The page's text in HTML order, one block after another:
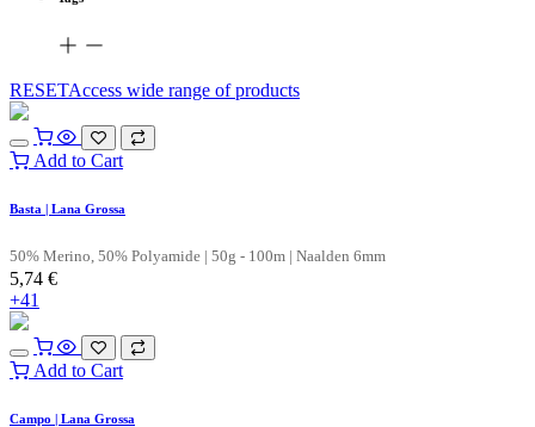
RESETAccess wide range of products
Add to Cart
Basta | Lana Grossa
50% Merino, 50% Polyamide | 50g - 100m | Naalden 6mm
5,74 €
+41
Add to Cart
Campo | Lana Grossa